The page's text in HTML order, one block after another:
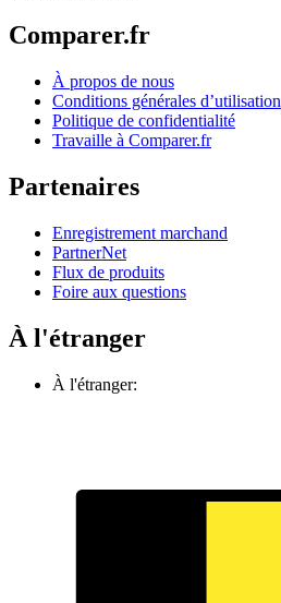
Comparer.fr
À propos de nous
Conditions générales d’utilisation
Politique de confidentialité
Travaille à Comparer.fr
Partenaires
Enregistrement marchand
PartnerNet
Flux de produits
Foire aux questions
À l'étranger
À l'étranger: